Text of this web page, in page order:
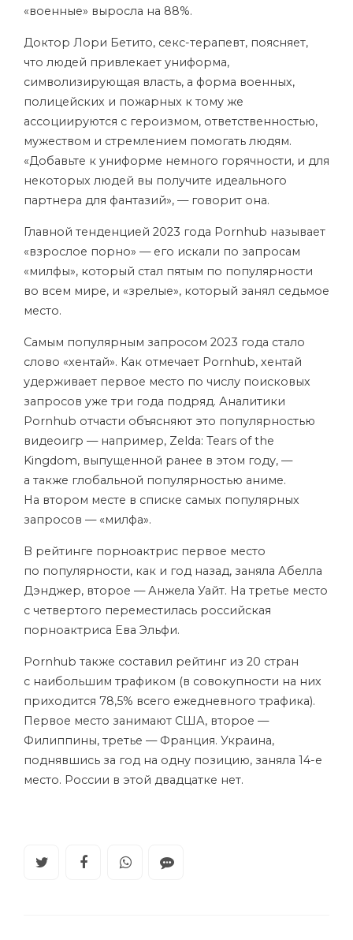
«военные» выросла на 88%.
Доктор Лори Бетито, секс-терапевт, поясняет,
что людей привлекает униформа,
символизирующая власть, а форма военных,
полицейских и пожарных к тому же
ассоциируются с героизмом, ответственностью,
мужеством и стремлением помогать людям.
«Добавьте к униформе немного горячности, и для
некоторых людей вы получите идеального
партнера для фантазий», — говорит она.
Главной тенденцией 2023 года Pornhub называет
«взрослое порно» — его искали по запросам
«милфы», который стал пятым по популярности
во всем мире, и «зрелые», который занял седьмое
место.
Самым популярным запросом 2023 года стало
слово «хентай». Как отмечает Pornhub, хентай
удерживает первое место по числу поисковых
запросов уже три года подряд. Аналитики
Pornhub отчасти объясняют это популярностью
видеоигр — например, Zelda: Tears of the
Kingdom, выпущенной ранее в этом году, —
а также глобальной популярностью аниме.
На втором месте в списке самых популярных
запросов — «милфа».
В рейтинге порноактрис первое место
по популярности, как и год назад, заняла Абелла
Дэнджер, второе — Анжела Уайт. На третье место
с четвертого переместилась российская
порноактриса Ева Эльфи.
Pornhub также составил рейтинг из 20 стран
с наибольшим трафиком (в совокупности на них
приходится 78,5% всего ежедневного трафика).
Первое место занимают США, второе —
Филиппины, третье — Франция. Украина,
поднявшись за год на одну позицию, заняла 14-е
место. России в этой двадцатке нет.